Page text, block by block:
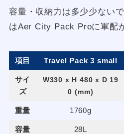
容量・収納力は多少少ない
はAer City Pack Proに軍配
項目 Travel Pack 3 small
サイ
ズ
W330 x H 480 x D 19
0 (mm)
重量 1760g
容量 28L